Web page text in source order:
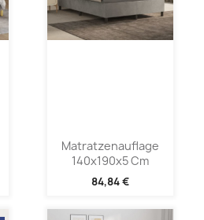
Matratzenauflage
140x190x5 Cm
84,84 €